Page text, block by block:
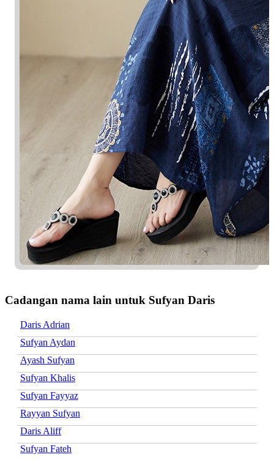
Cadangan nama lain untuk Sufyan Daris
Daris Adrian
Sufyan Aydan
Ayash Sufyan
Sufyan Khalis
Sufyan Fayyaz
Rayyan Sufyan
Daris Aliff
Sufyan Fateh